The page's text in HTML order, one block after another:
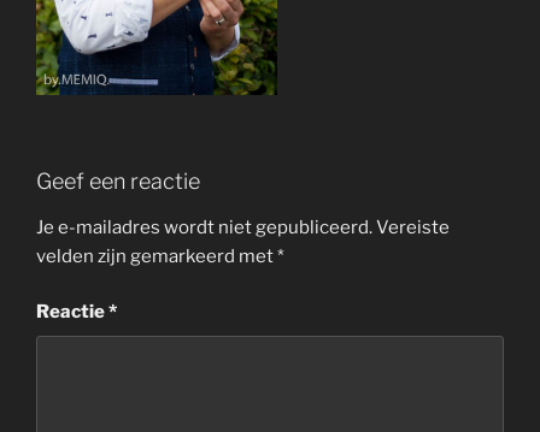
Geef een reactie
Je e-mailadres wordt niet gepubliceerd.Vereiste
velden zijn gemarkeerd met*
Reactie*